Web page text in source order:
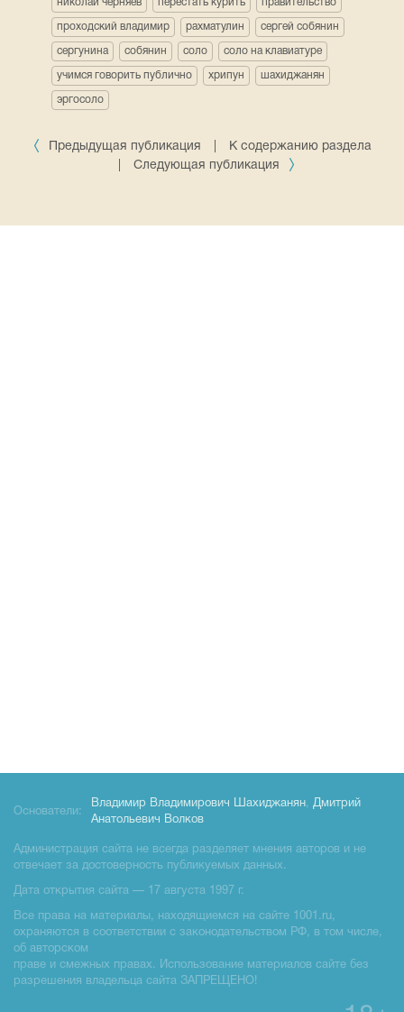
николай черняев перестать курить правительство
проходский владимир рахматулин сергей собянин
сергунина собянин соло соло на клавиатуре
учимся говорить публично хрипун шахиджанян
эргосоло
Предыдущая публикация
К содержанию раздела
Следующая публикация
Основатели:
Владимир Владимирович Шахиджанян, Дмитрий
Анатольевич Волков
Администрация сайта не всегда разделяет мнения авторов и не
отвечает за достоверность публикуемых данных.
Дата открытия сайта — 17 августа 1997 г.
Все права на материалы, находящиемся на сайте 1001.ru,
охраняются в соответствии с законодательством РФ, в том числе,
об авторском
праве и смежных правах. Использование материалов сайте без
разрешения владельца сайта ЗАПРЕЩЕНО!